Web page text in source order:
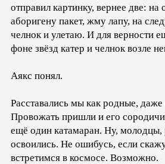
отправил картинку, вернее две:
аборигену пакет, жму лапу, на
челнок и улетаю. И для верности
фоне звёзд катер и челнок возле
Аякс понял.
Расставались мы как родные, даже
Провожать пришли и его
ещё один катамаран. Ну, молодцы,
освоились. Не ошибусь, если
встретимся в космосе. Возможно.